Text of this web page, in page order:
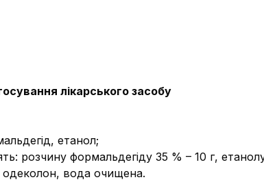
лікарського засобу
етанол;
розчину формальдегіду 35 % – 10 г,
одеколон, вода очищена.